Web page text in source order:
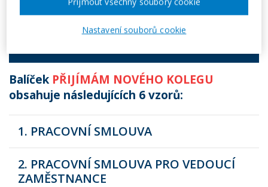
Výhodně nakoupit
Balíček PŘIJÍMÁM NOVÉHO KOLEGU
obsahuje následujících 6 vzorů:
1. PRACOVNÍ SMLOUVA
2. PRACOVNÍ SMLOUVA PRO VEDOUCÍ
ZAMĚSTNANCE
Nastavení souborů cookie